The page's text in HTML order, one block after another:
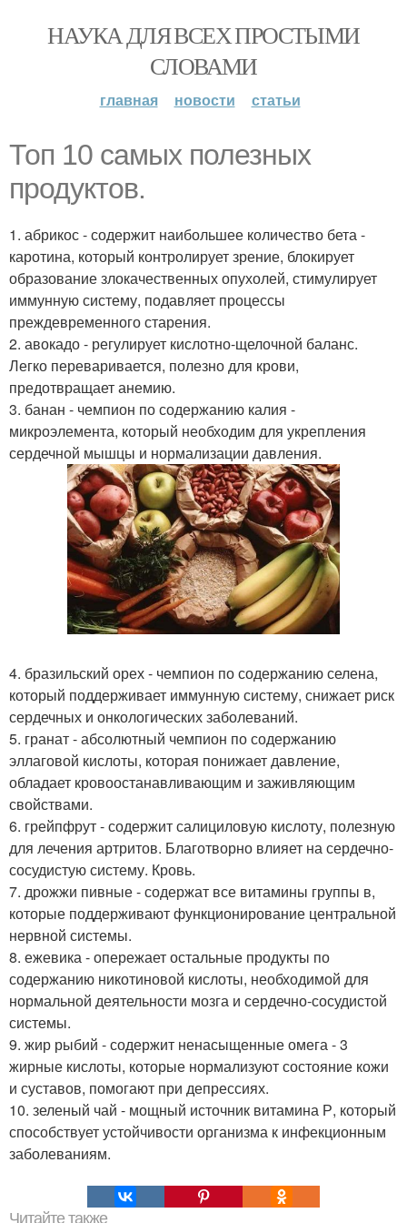
НАУКА ДЛЯ ВСЕХ ПРОСТЫМИ
СЛОВАМИ
главная новости статьи
Топ 10 самых полезных
продуктов.
1. абрикос - содержит наибольшее количество бета -
каротина, который контролирует зрение, блокирует
образование злокачественных опухолей, стимулирует
иммунную систему, подавляет процессы
преждевременного старения.
2. авокадо - регулирует кислотно-щелочной баланс.
Легко переваривается, полезно для крови,
предотвращает анемию.
3. банан - чемпион по содержанию калия -
микроэлемента, который необходим для укрепления
сердечной мышцы и нормализации давления.
4. бразильский орех - чемпион по содержанию селена,
который поддерживает иммунную систему, снижает риск
сердечных и онкологических заболеваний.
5. гранат - абсолютный чемпион по содержанию
эллаговой кислоты, которая понижает давление,
обладает кровоостанавливающим и заживляющим
свойствами.
6. грейпфрут - содержит салициловую кислоту, полезную
для лечения артритов. Благотворно влияет на сердечно-
сосудистую систему. Кровь.
7. дрожжи пивные - содержат все витамины группы в,
которые поддерживают функционирование центральной
нервной системы.
8. ежевика - опережает остальные продукты по
содержанию никотиновой кислоты, необходимой для
нормальной деятельности мозга и сердечно-сосудистой
системы.
9. жир рыбий - содержит ненасыщенные омега - 3
жирные кислоты, которые нормализуют состояние кожи
и суставов, помогают при депрессиях.
10. зеленый чай - мощный источник витамина Р, который
способствует устойчивости организма к инфекционным
заболеваниям.
Читайте также